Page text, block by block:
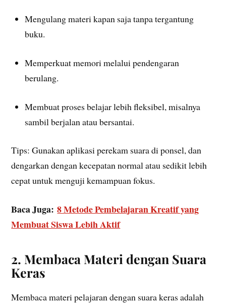
Mengulang materi kapan saja tanpa tergantung
buku.
Memperkuat memori melalui pendengaran
berulang.
Membuat proses belajar lebih fleksibel, misalnya
sambil berjalan atau bersantai.
Tips: Gunakan aplikasi perekam suara di ponsel, dan
dengarkan dengan kecepatan normal atau sedikit lebih
cepat untuk menguji kemampuan fokus.
Baca Juga:8 Metode Pembelajaran Kreatif yang
Membuat Siswa Lebih Aktif
2. Membaca Materi dengan Suara
Keras
Membaca materi pelajaran dengan suara keras adalah